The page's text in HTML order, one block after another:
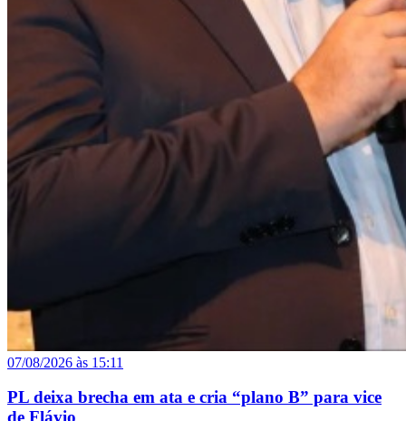
07/08/2026 às 15:11
PL deixa brecha em ata e cria “plano B” para vice
de Flávio